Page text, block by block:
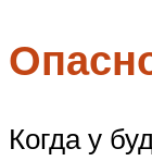
Когда у